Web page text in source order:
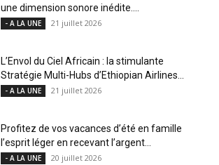
une dimension sonore inédite....
- A LA UNE 21 juillet 2026
L’Envol du Ciel Africain : la stimulante
Stratégie Multi-Hubs d’Ethiopian Airlines...
- A LA UNE 21 juillet 2026
Profitez de vos vacances d’été en famille
l’esprit léger en recevant l’argent...
- A LA UNE 20 juillet 2026